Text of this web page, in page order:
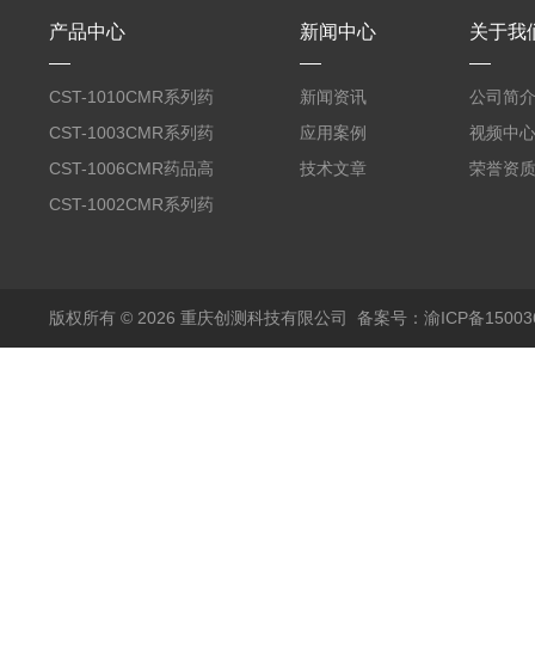
产品中心
CST-1010CMR系列药
品高温试验箱
CST-1003CMR系列药
品高温试验箱
CST-1006CMR药品高
温试验箱
CST-1002CMR系列药
新闻中心
新闻资讯
应用案例
技术文章
关于我
公司简介
视频中心
荣誉资质
版权所有 © 2026 重庆创测科技有限公司 备案号：渝ICP备